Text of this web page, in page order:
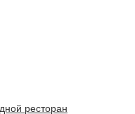
ресторан